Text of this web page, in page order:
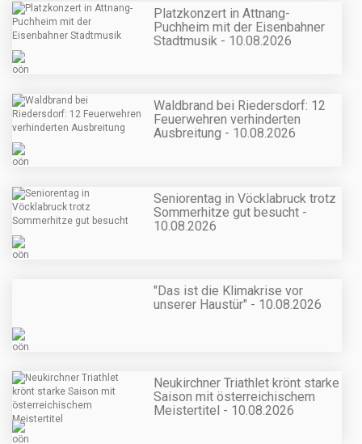
Platzkonzert in Attnang-
Puchheim mit der Eisenbahner
Stadtmusik - 10.08.2026
Waldbrand bei Riedersdorf: 12
Feuerwehren verhinderten
Ausbreitung - 10.08.2026
Seniorentag in Vöcklabruck trotz
Sommerhitze gut besucht -
10.08.2026
"Das ist die Klimakrise vor
unserer Haustür" - 10.08.2026
Neukirchner Triathlet krönt starke
Saison mit österreichischem
Meistertitel - 10.08.2026